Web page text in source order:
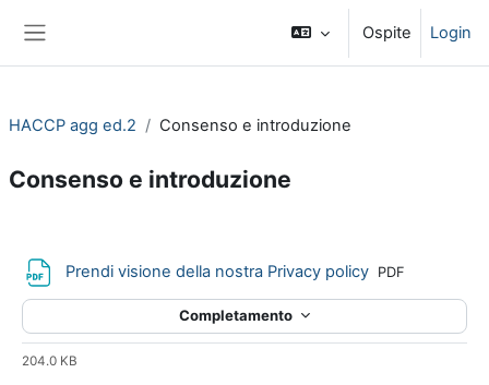
Ospite Login
HACCP agg ed.2 Consenso e introduzione
Consenso e introduzione
Prendi visione della nostra Privacy policy File
PDF
Completamento
204.0 KB